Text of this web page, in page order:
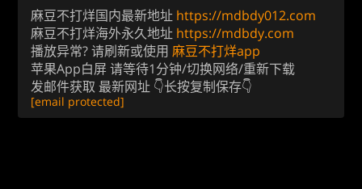
麻豆不打烊国内最新地址 https://mdbdy012.com
麻豆不打烊海外永久地址 https://mdbdy.com
播放异常? 请刷新或使用 麻豆不打烊app
苹果App白屏 请等待1分钟/切换网络/重新下载
发邮件获取 最新网址 👇长按复制保存👇
[email protected]